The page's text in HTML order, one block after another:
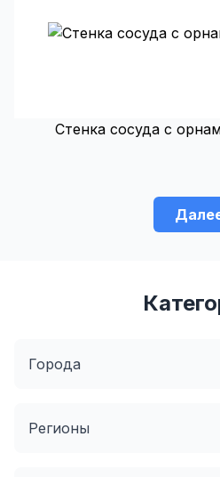
Стенка сосуда с
Города
Регионы